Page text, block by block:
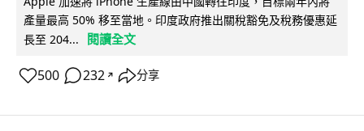
產量最高 50% 移至當地。印度政府推出關稅豁免及稅務優惠延
長至 204...
閱讀全文
500 232 ↗ 分享